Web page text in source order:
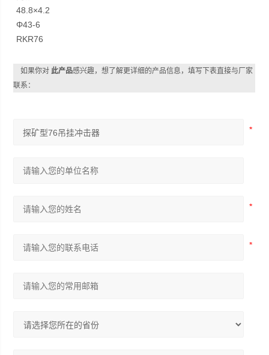
48.8×4.2
Φ43-6
RKR76
如果你对此产品感兴趣，想了解更详细的产品信息，填写下表直接与厂家
联系：